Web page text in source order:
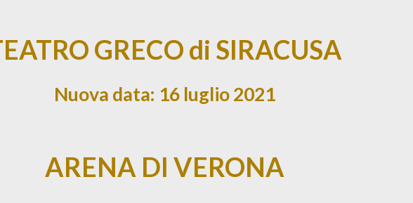
TEATRO GRECO di SIRACUSA
Nuova data: 16 luglio 2021
ARENA DI VERONA